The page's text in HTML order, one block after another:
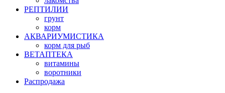
РЕПТИЛИИ
грунт
корм
АКВАРИУМИСТИКА
корм для рыб
ВЕТАПТЕКА
витамины
воротники
Распродажа